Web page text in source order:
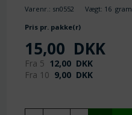
Varenr.: sn0552 Vægt: 16 gram
Pris pr. pakke(r)
15,00 DKK
Fra 5 12,00 DKK
Fra 10 9,00 DKK